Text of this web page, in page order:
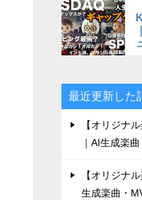
最近更新した
【オリジナ
｜AI生成楽
【オリジナ
生成楽曲・